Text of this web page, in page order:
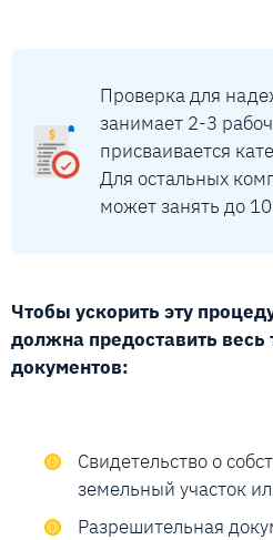
Проверка для
занимает 2-3
присваивается
Для остальных
может занять до
Чтобы ускорить эту
должна предоставить
документов:
Свидетельство о
земельный участок
Разрешительная